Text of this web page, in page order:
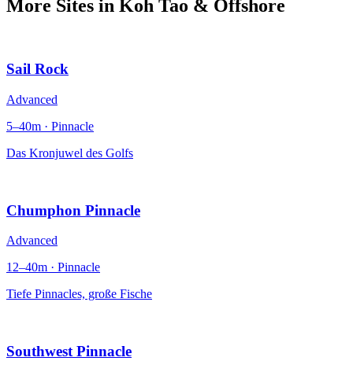
More Sites in Koh Tao & Offshore
Sail Rock
Advanced
5–40m · Pinnacle
Das Kronjuwel des Golfs
Chumphon Pinnacle
Advanced
12–40m · Pinnacle
Tiefe Pinnacles, große Fische
Southwest Pinnacle